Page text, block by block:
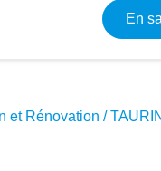
En
et Rénovation /